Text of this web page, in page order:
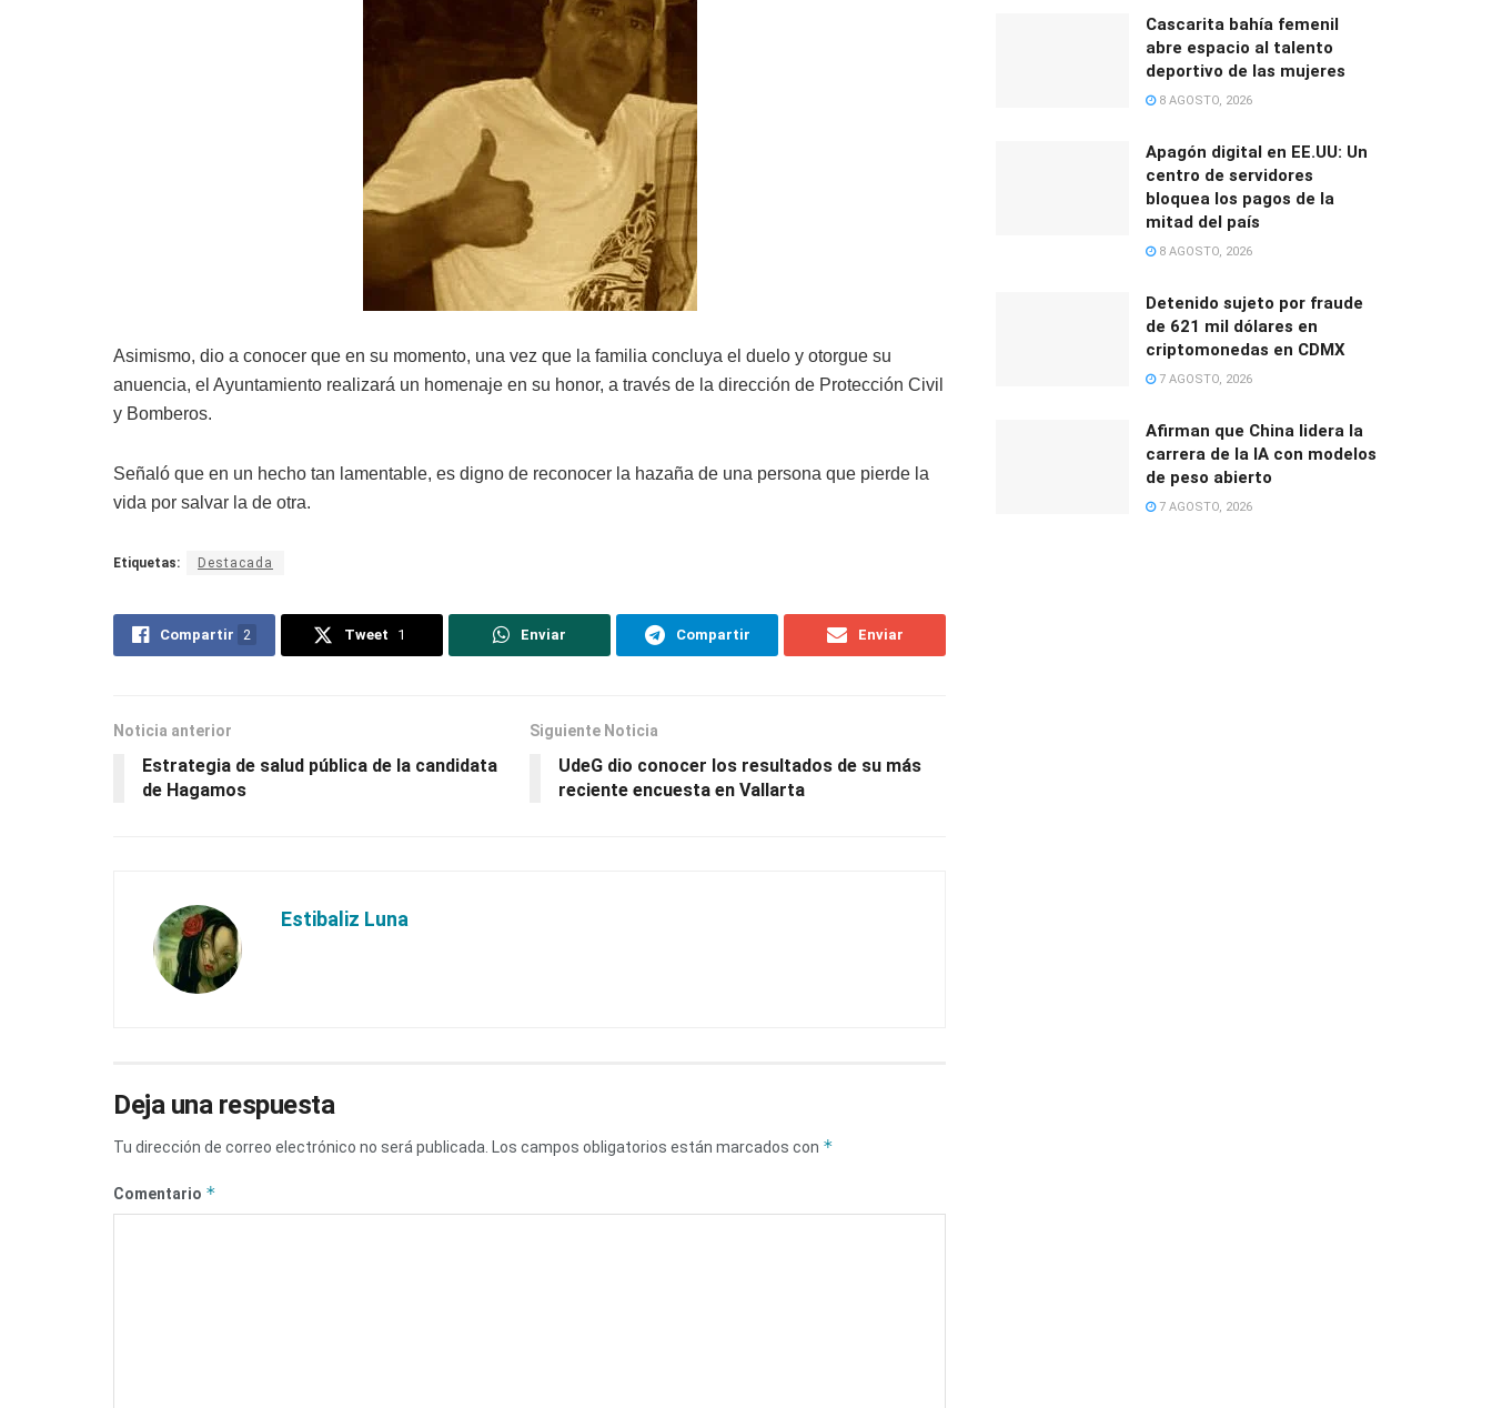
Asimismo, dio a conocer que en su momento, una vez que la familia concluya el duelo y otorgue su
anuencia, el Ayuntamiento realizará un homenaje en su honor, a través de la dirección de Protección Civil
y Bomberos.
Señaló que en un hecho tan lamentable, es digno de reconocer la hazaña de una persona que pierde la
vida por salvar la de otra.
Etiquetas: Destacada
Compartir 2 Tweet 1 Enviar Compartir Enviar
Noticia anterior
Estrategia de salud pública de la candidata
de Hagamos
Siguiente Noticia
UdeG dio conocer los resultados de su más
reciente encuesta en Vallarta
Estibaliz Luna
Deja una respuesta
Tu dirección de correo electrónico no será publicada. Los campos obligatorios están marcados con *
Comentario *
Cascarita bahía femenil
abre espacio al talento
deportivo de las mujeres
8 AGOSTO, 2026
Apagón digital en EE.UU: Un
centro de servidores
bloquea los pagos de la
mitad del país
8 AGOSTO, 2026
Detenido sujeto por fraude
de 621 mil dólares en
criptomonedas en CDMX
7 AGOSTO, 2026
Afirman que China lidera la
carrera de la IA con modelos
de peso abierto
7 AGOSTO, 2026